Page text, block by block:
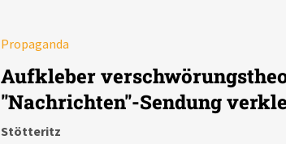
Propaganda
Aufkleber
"Nachrichten"-Sendung
Stötteritz